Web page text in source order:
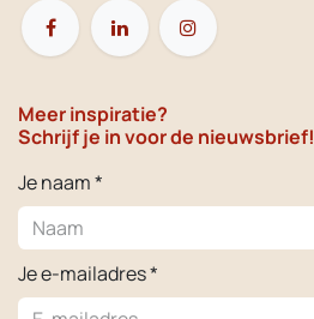
Meer inspiratie?
Schrijf je in voor de nieuwsbrief!
Je naam *
Je e-mailadres *